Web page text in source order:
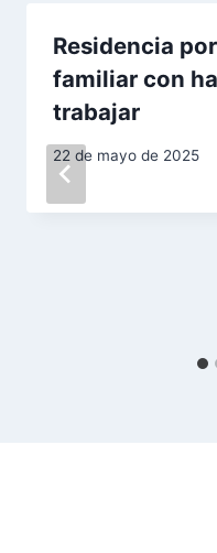
e
Residencia
familiar con
trabajar
22 de mayo de 2025